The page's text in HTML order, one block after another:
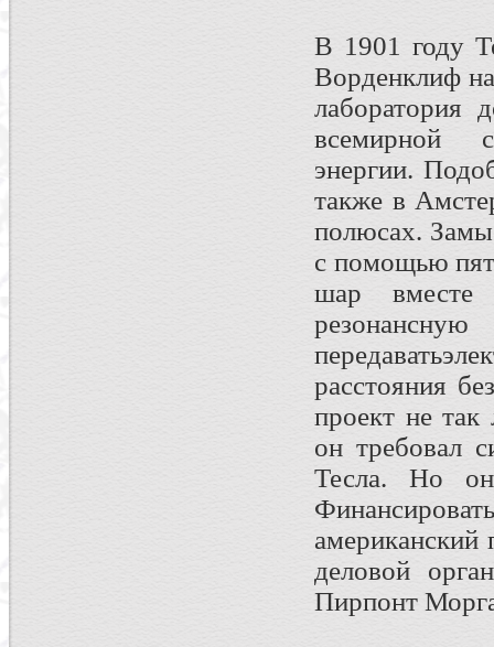
В 1901 году
Ворденклиф
лаборатория
всемирной
энергии.
также в
полюсах.
с помощью
шар
расстояния
проект не так
он требовал
Тесла. Но
американский
деловой
Пирпонт